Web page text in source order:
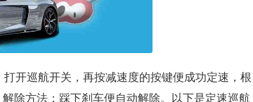
开巡航开关，再按减速度的按键便成功定速，根
除方法：踩下刹车便自动解除。以下是定速巡航